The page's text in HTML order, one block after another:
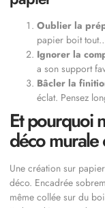
Oublier la
papier boit
Ignorer la
a son support
Bâcler la
éclat. Pensez
Et pourquoi
déco murale
Une création sur
déco. Encadrée
même collée sur du